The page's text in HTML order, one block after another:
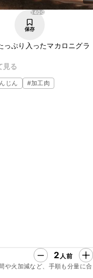
1400
保存
っぷり入ったマカロニグラ
マカロニと絡んでとって
しくださいね。
見る
じん #加工肉
2 人前
や火加減など、手順も分量に合